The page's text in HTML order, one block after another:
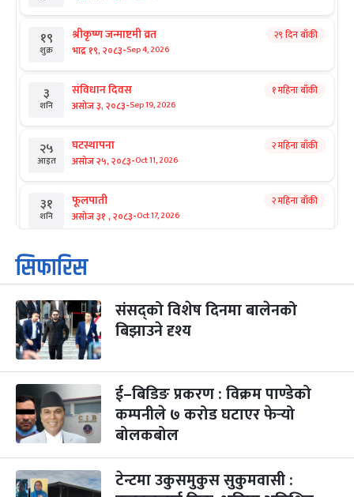
१९
शुक्र
श्रीकृष्ण जन्माष्टमी व्रत
भाद्र १९, २०८३-Sep 4, 2026
२९ दिन बाँकी
३
शनि
संविधान दिवस
असोज ३, २०८३-Sep 19, 2026
१ महिना बाँकी
२५
आइत
घटस्थापना
असोज २५, २०८३-Oct 11, 2026
२ महिना बाँकी
३१
शनि
फूलपाती
असोज ३१ , २०८३-Oct 17, 2026
२ महिना बाँकी
१
आइत
कार्तिक सङ्क्रान्ति
कार्तिक १, २०८३
३
मंगल
महानवमी
कार्तिक ३, २०८३-Oct 20, 2026
२ महिना बाँकी
४
बुध कार्तिक ४, २०८३ -Oct 21, 2026
५
बिहि
पापा‌ङ्कुशा एकादशी व्रत
कार्तिक ५, २०८३-Oct 22, 2026
२ महिना बाँकी
२२
आइत
कुकुर तिहार
कार्तिक २२, २०८३-Nov 8, 2026
३ महिना बाँकी
सिफारिस
संसद्को विशेष दिनमा बालेनको
बिझाउने दृश्य
ई–बिडिङ प्रकरण : विक्रम पाण्डेको
कम्पनीले ७ करोड घटाएर फेर्‍यो
बोलकबोल
टेन्टमा उकुसमुकुस सुकुमवासी :